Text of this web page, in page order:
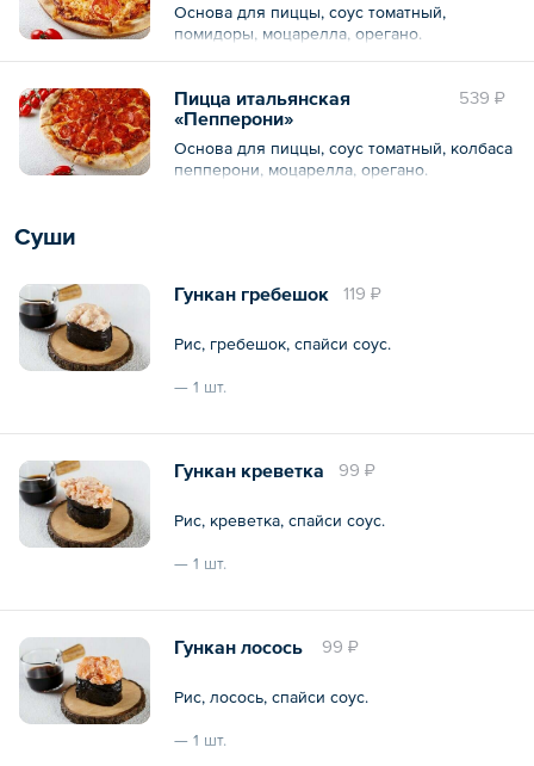
Основа для пиццы, соус томатный,
помидоры, моцарелла, орегано.
539 ₽
Пицца итальянская
«Пепперони»
Основа для пиццы, соус томатный, колбаса
пепперони, моцарелла, орегано.
Суши
119 ₽
Гункан гребешок
Рис, гребешок, спайси соус.
— 1 шт.
Общий вес – 40 г
99 ₽
Гункан креветка
Рис, креветка, спайси соус.
— 1 шт.
Общий вес – 40 г
99 ₽
Гункан лосось
Рис, лосось, спайси соус.
— 1 шт.